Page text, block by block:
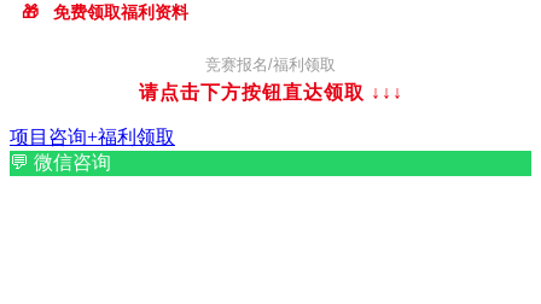
🎁 免费领取福利资料
竞赛报名/福利领取
请点击下方按钮直达领取 ↓↓↓
项目咨询+福利领取
💬 微信咨询